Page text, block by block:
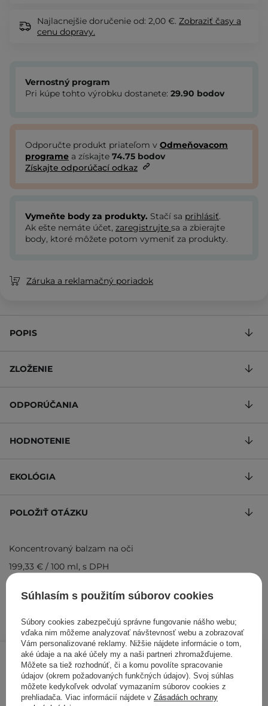
Najlacnejšie doručenie od: 2,00 €. Zobraziť časy a
cenu dopravy.
29,90 € ks
PRIDAŤ DO KOŠÍKA
Vernostný program
Pri kúpe tohto výrobku dostanete: 29.90 bodov
Odporučte produkt priateľom v Odmeňovacom
programe a získajte 74.75 bodov
Získajte odporúčací odkaz
Vymeňte body za produkty. Stačí sa prihlásiť.
Ak ešte nemáte účet, zaregistrujte sa a zbierajte
body, ktoré môžete potom vymeniť za produkty.
Záruka a reklamačný poriadok
POPIS
ZLOŽENIE
ODPORÚČANIA
HODNOTENIE
EKOLÓGIA
POLOŽIŤ OTÁZKU
Koncentrovaný balzam na oči
199,33 € / 100 ml, s DPH
Kontrolovali aj ďalší zákazníci
Súhlasím s použitím súborov cookies
Súbory cookies zabezpečujú správne fungovanie nášho webu;
vďaka nim môžeme analyzovať návštevnosť webu a zobrazovať
Vám personalizované reklamy. Nižšie nájdete informácie o tom,
aké údaje a na aké účely my a naši partneri zhromažďujeme.
Môžete sa tiež rozhodnúť, či a komu povolíte spracovanie
údajov (okrem požadovaných funkčných údajov). Svoj súhlas
môžete kedykoľvek odvolať vymazaním súborov cookies z
prehliadača. Viac informácií nájdete v Zásadách ochrany